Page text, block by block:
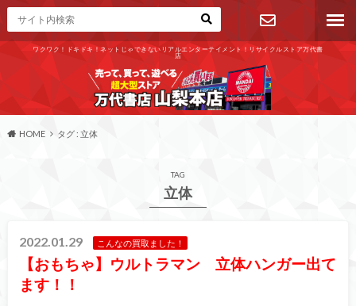
ワクワク！ドキドキ！ネットじゃできないリアルエンターテイメント！リサイクルストア万代書
店
お問い合わ
せ
HOME タグ : 立体
TAG
立体
2022.01.29 こんなの買取ました！
【おもちゃ】ウルトラマン 立体ハンガー出て
ます！！